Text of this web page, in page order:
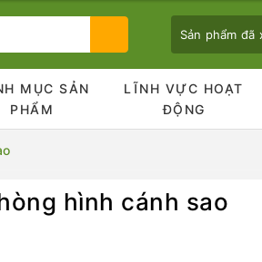
Sản phẩm đã
xem sản phẩm nào
MỤC SẢN
PHẨM
LĨNH VỰC HOẠT
ĐỘNG
hình cánh sao